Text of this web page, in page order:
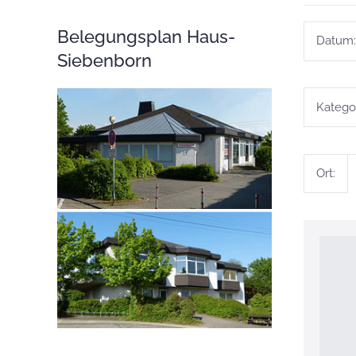
Datum:
Ort:
Belegungsplan Haus-
Siebenborn